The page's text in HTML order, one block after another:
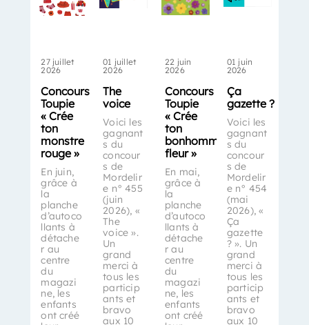
27 juillet
2026
Concours
Toupie
« Crée
ton
monstre
rouge »
En juin,
grâce à
la
planche
d’autoco
llants à
détache
r au
centre
du
magazi
ne, les
enfants
ont créé
01 juillet
2026
The
voice
Voici les
gagnant
s du
concour
s de
Mordelir
e n° 455
(juin
2026), «
The
voice ».
Un
grand
merci à
tous les
particip
ants et
bravo
aux 10
22 juin
2026
Concours
Toupie
« Crée
ton
bonhomme-
fleur »
En mai,
grâce à
la
planche
d’autoco
llants à
détache
r au
centre
du
magazi
ne, les
enfants
ont créé
01 juin
2026
Ça
gazette ?
Voici les
gagnant
s du
concour
s de
Mordelir
e n° 454
(mai
2026), «
Ça
gazette
? ». Un
grand
merci à
tous les
particip
ants et
bravo
aux 10